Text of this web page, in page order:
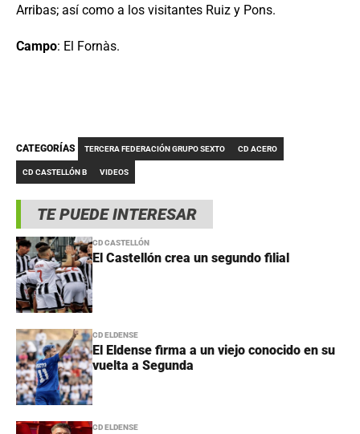
TE PUEDE INTERESAR
CD CASTELLÓN
El Castellón crea un segundo filial
CD ELDENSE
El Eldense firma a un viejo conocido en su
vuelta a Segunda
CD ELDENSE
Arribas; así como a los visitantes Ruiz y Pons.
Campo: El Fornàs.
CATEGORÍAS TERCERA FEDERACIÓN GRUPO SEXTO CD ACERO
CD CASTELLÓN B VIDEOS